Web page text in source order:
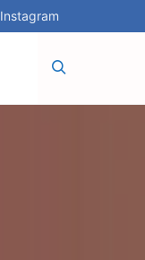
Instagram